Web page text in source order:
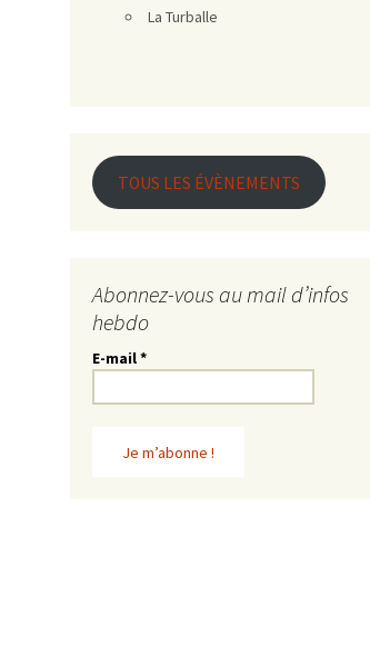
La Turballe
TOUS LES ÉVÈNEMENTS
Abonnez-vous au mail d’infos
hebdo
E-mail*